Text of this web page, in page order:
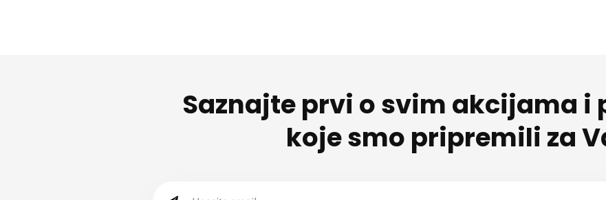
Saznajte prvi o svim akcijama i
koje smo pripremili za